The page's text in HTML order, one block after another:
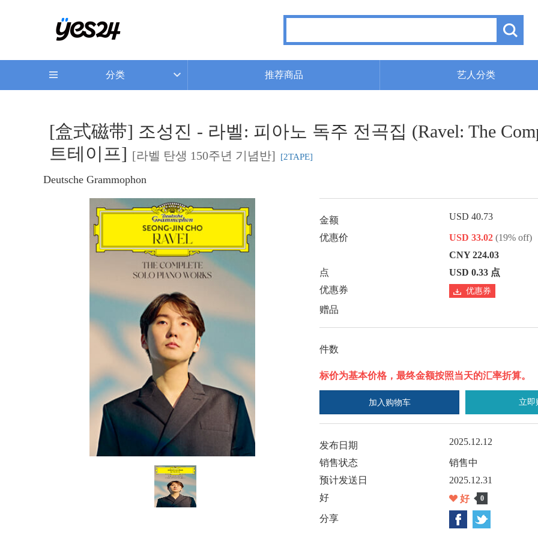
分类 推荐商品 艺人分类
[盒式磁带] 조성진 - 라벨: 피아노 독주 전곡집 (Ravel: The
트테이프] [라벨 탄생 150주년 기념반] [2TAPE]
Deutsche Grammophon
金额 USD 40.73
优惠价 USD 33.02 (19% off)
CNY 224.03
点
USD 0.33 点
优惠券
优惠券
赠品
件数
标价为基本价格，最终金额按照当天的汇率折算。
加入购物车 立即
发布日期 2025.12.12
销售状态
销售中
预计发送日
2025.12.31
好
好 0
分享